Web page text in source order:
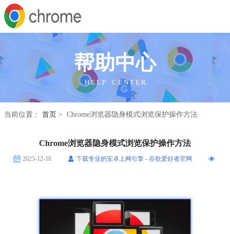
帮助中心
H E L P C E N T E R
当前位置： 首页 > Chrome浏览器隐身模式浏览保护操作方法
Chrome浏览器隐身模式浏览保护操作方法
2025-12-10 下载专业的安卓上网引擎 - 谷歌爱好者官网